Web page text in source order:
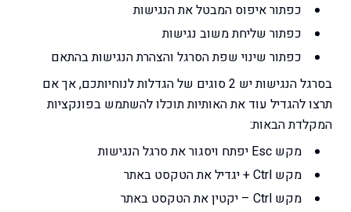
כפתור איפוס המבטל את הנגישות
כפתור שליחת משוב נגישות
כפתור שינוי שפת הסרגל והצהרת הנגישות בהתאם
בסרגל הנגישות יש 2 סוגים של הגדלות לנוחיותכם, אך אם
תרצו להגדיל עוד את האותיות תוכלו להשתמש בפונקציות
המקלדת הבאות:
מקש Esc יפתח ויסגור את סרגל הנגישות
מקש Ctrl + יגדיל את הטקסט באתר
מקש Ctrl – יקטין את הטקסט באתר